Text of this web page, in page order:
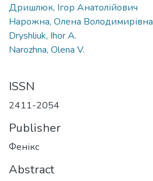
Дришлюк, Ігор Анатолійович
Нарожна, Олена Володимирівна
Dryshliuk, Ihor A.
Narozhna, Olena V.
ISSN
2411-2054
Publisher
Фенікс
Abstract